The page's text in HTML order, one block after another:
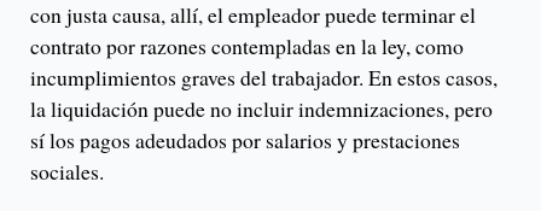
con justa causa, allí, el empleador puede terminar el
contrato por razones contempladas en la ley, como
incumplimientos graves del trabajador. En estos casos,
la liquidación puede no incluir indemnizaciones, pero
sí los pagos adeudados por salarios y prestaciones
sociales.